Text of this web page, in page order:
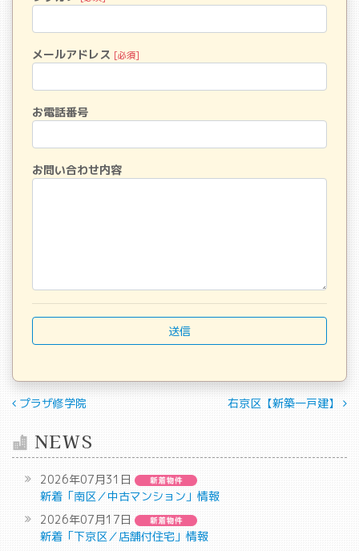
メールアドレス [必須]
お電話番号
お問い合わせ内容
投稿ナビゲーション
プラザ修学院 右京区【新築一戸建】
NEWS
2026年07月31日
新着「南区／中古マンション」情報
2026年07月17日
新着「下京区／店舗付住宅」情報